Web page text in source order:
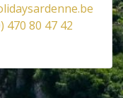
470 80 47 42